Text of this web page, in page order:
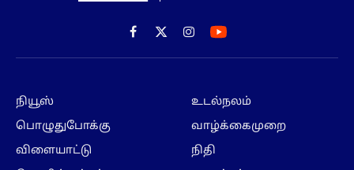
Facebook
X
(Twitter)
Instagram
நியூஸ்
பொழுதுபோக்கு
விளையாட்டு
உடல்நலம்
வாழ்க்கைமுறை
நிதி